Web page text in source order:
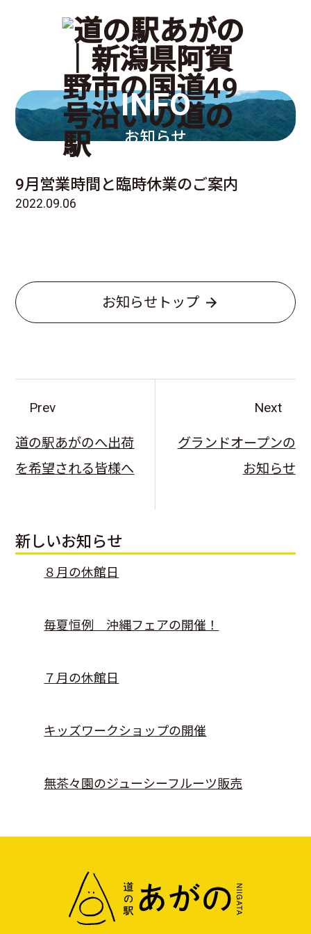
INFO
お知らせ
9月営業時間と臨時休業のご案内
2022.09.06
お知らせトップ
Prev
道の駅あがのへ出荷
を希望される皆様へ
Next
グランドオープンの
お知らせ
新しいお知らせ
８月の休館日
毎夏恒例 沖縄フェアの開催！
７月の休館日
キッズワークショップの開催
無茶々園のジューシーフルーツ販売